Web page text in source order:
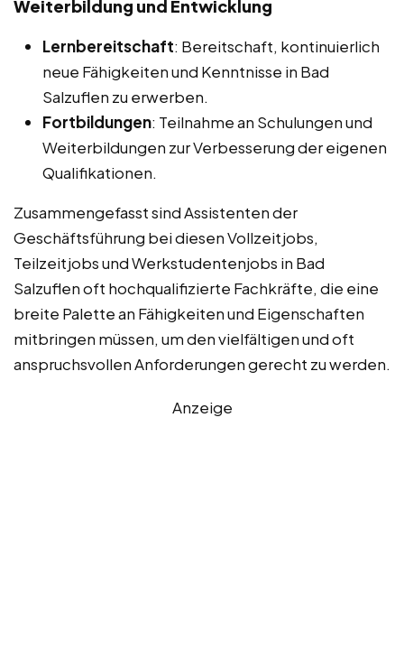
Weiterbildung und Entwicklung
Lernbereitschaft: Bereitschaft, kontinuierlich
neue Fähigkeiten und Kenntnisse in Bad
Salzuflen zu erwerben.
Fortbildungen: Teilnahme an Schulungen und
Weiterbildungen zur Verbesserung der eigenen
Qualifikationen.
Zusammengefasst sind Assistenten der
Geschäftsführung bei diesen Vollzeitjobs,
Teilzeitjobs und Werkstudentenjobs in Bad
Salzuflen oft hochqualifizierte Fachkräfte, die eine
breite Palette an Fähigkeiten und Eigenschaften
mitbringen müssen, um den vielfältigen und oft
anspruchsvollen Anforderungen gerecht zu werden.
Anzeige